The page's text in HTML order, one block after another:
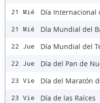
21 Mié Día Internacional
21 Mié Día Mundial del
22 Jue Día Mundial del
22 Jue Día del Pan de
23 Vie Día del Maratón
23 Vie Día de las Raíces